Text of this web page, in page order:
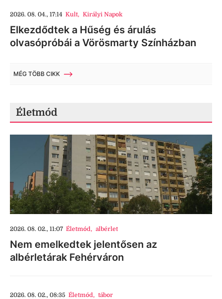
2026. 08. 04., 17:14 Kult, Királyi Napok
Elkezdődtek a Hűség és árulás
olvasópróbái a Vörösmarty Színházban
MÉG TÖBB CIKK
Életmód
2026. 08. 02., 11:07 Életmód, albérlet
Nem emelkedtek jelentősen az
albérletárak Fehérváron
2026. 08. 02., 08:35 Életmód, tábor